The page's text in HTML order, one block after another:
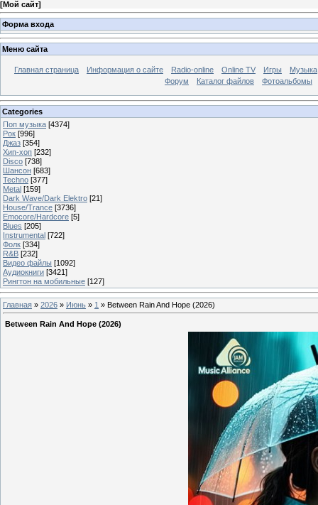
[Мой сайт]
Форма входа
Меню сайта
Главная страница Информация о сайте Radio-online Online TV Игры
Музыка
Форум
Каталог файлов Фотоальбомы
Categories
Поп музыка [4374]
Рок [996]
Джаз [354]
Хип-хоп [232]
Disco [738]
Шансон [683]
Techno [377]
Metal [159]
Dark Wave/Dark Elektro [21]
House/Trance [3736]
Emocore/Hardcore [5]
Blues [205]
Instrumental [722]
Фолк [334]
R&B [232]
Видео файлы [1092]
Аудиокниги [3421]
Рингтон на мобильные [127]
Главная » 2026 » Июнь » 1 » Between Rain And Hope (2026)
Between Rain And Hope (2026)